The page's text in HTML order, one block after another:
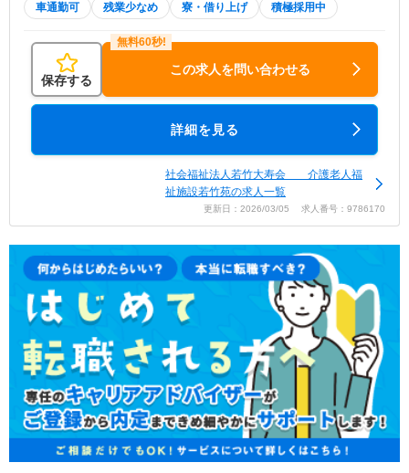
車通勤可 残業少なめ 寮・借り上げ 積極採用中
保存する
この求人を問い合わせる
詳細を見る
社会福祉法人若竹大寿会 介護老人福
祉施設若竹苑の求人一覧
更新日：2026/03/05 求人番号：9786170